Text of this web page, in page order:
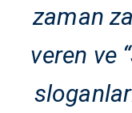
zaman
veren ve